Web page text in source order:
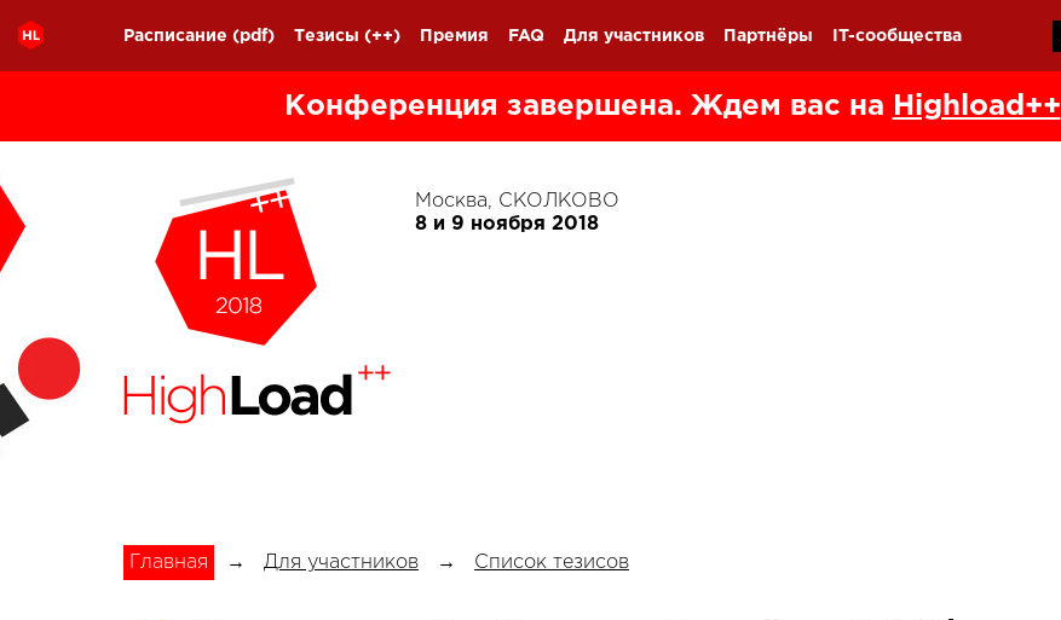
Расписание (pdf) Тезисы (++) Премия FAQ Для участников Партнёры IT-сообщества
Конференция завершена. Ждем вас на Highload++
Москва, СКОЛКОВО
8 и 9 ноября 2018
Главная → Для участников → Список тезисов